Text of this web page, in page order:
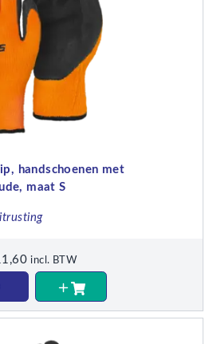
handschoenen met
maat S
incl. BTW